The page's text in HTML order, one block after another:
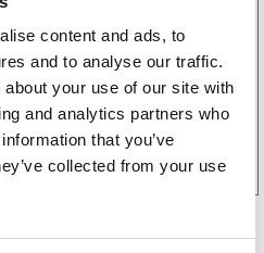
content and ads, to
and to analyse our traffic.
your use of our site with
and analytics partners who
that you’ve
collected from your use
online